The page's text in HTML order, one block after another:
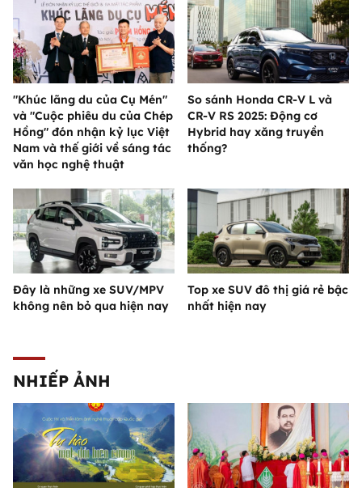
"Khúc lãng du của Cụ Mén"
và "Cuộc phiêu du của Chép
Hồng" đón nhận kỷ lục Việt
Nam và thế giới về sáng tác
văn học nghệ thuật
So sánh Honda CR-V L và
CR-V RS 2025: Động cơ
Hybrid hay xăng truyền
thống?
Đây là những xe SUV/MPV
không nên bỏ qua hiện nay
Top xe SUV đô thị giá rẻ bậc
nhất hiện nay
NHIẾP ẢNH